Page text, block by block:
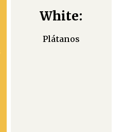
White:
Plátanos